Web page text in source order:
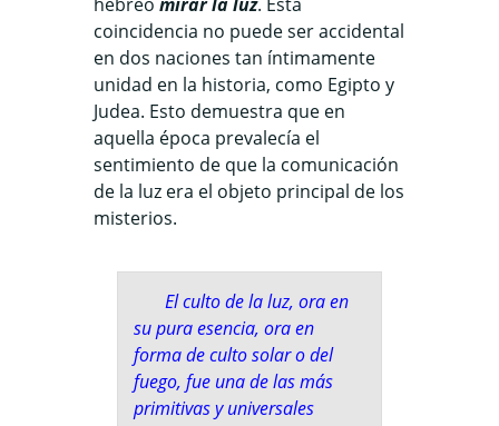
coincidencia no puede ser accidental
en dos naciones tan íntimamente
unidad en la historia, como Egipto y
Judea. Esto demuestra que en
aquella época prevalecía el
sentimiento de que la comunicación
de la luz era el objeto principal de los
misterios.
El culto de la luz, ora en
su pura esencia, ora en
forma de culto solar o del
fuego, fue una de las más
primitivas y universales